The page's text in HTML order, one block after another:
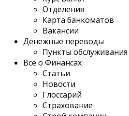
Отделения
Карта банкоматов
Вакансии
Денежные переводы
Пункты обслуживания
Все о Финансах
Статьи
Новости
Глоссарий
Страхование